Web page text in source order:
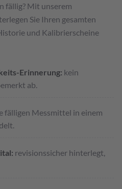
fällig? Mit unserem
Sie Ihren gesamten
und Kalibrierscheine
Erinnerung: kein
ab.
fälligen Messmittel in einem
revisionssicher hinterlegt,